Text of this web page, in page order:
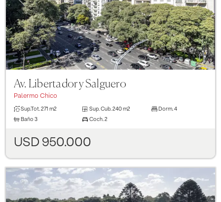
Av. Libertador y Salguero
Palermo Chico
Sup.Tot. 271 m2 Sup. Cub. 240 m2 Dorm. 4
Baño 3 Coch. 2
USD 950.000